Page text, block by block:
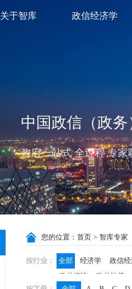
中国政信（政
政府一站式 全过程 专
关于智库 政信经济学
您的位置： 首页 > 智库专家
按行业： 全部 经济学
政信
政信咨询
政信法律